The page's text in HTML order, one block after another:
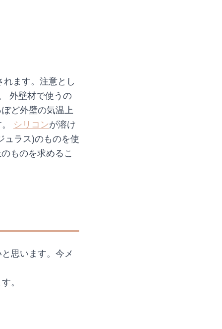
ます。注意とし
外壁材で使うの
ど外壁の気温上
シリコンが溶け
ュラス)のものを使
ものを求めるこ
思います。今メ
。